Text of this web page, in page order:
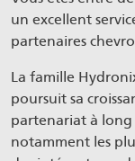
un excellent
partenaires
La famille
poursuit sa
partenariat à long
notamment les